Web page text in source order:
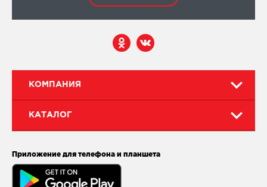
КОМПАНИЯ
КАТАЛОГ
Приложение для телефона и планшета